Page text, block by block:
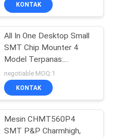
KONTAK
All In One Desktop Small
SMT Chip Mounter 4
Model Terpanas:
CHMT48VA CHMT48VB
CHMT530P4
CHMT560P4
negotiable MOQ:1
KONTAK
Mesin CHMT560P4
SMT P&P Charmhigh,